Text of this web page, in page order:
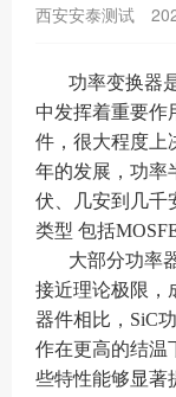
西安安泰测试
功率变换器
中发挥着重要作
件，很大程度上
年的发展，功率
伏、几安到几千
类型 包括
大部分功率
接近理论极限，
器件相比，SiC
作在更高的结温
些特性能够显著